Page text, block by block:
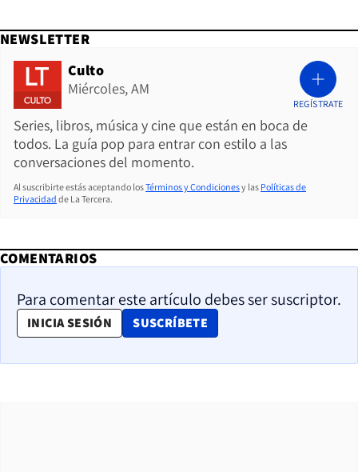
NEWSLETTER
Culto
Miércoles, AM
Series, libros, música y cine que están en boca de
todos. La guía pop para entrar con estilo a las
conversaciones del momento.
REGÍSTRATE
Al suscribirte estás aceptando losTérminos y Condicionesy las Políticas de
Privacidad de La Tercera.
COMENTARIOS
Para comentar este artículo debes ser suscriptor.
INICIA SESIÓN SUSCRÍBETE
OPENS IN NEW WINDOW